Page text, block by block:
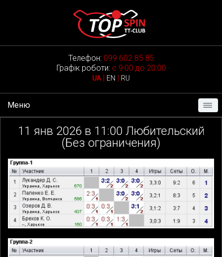
Телефон: 099 602 85 85
Графік роботи: с 9:00 до 20:00
UA | EN | RU
Меню
11 янв 2026 в 11:00 Любительский
(Без ограничения)